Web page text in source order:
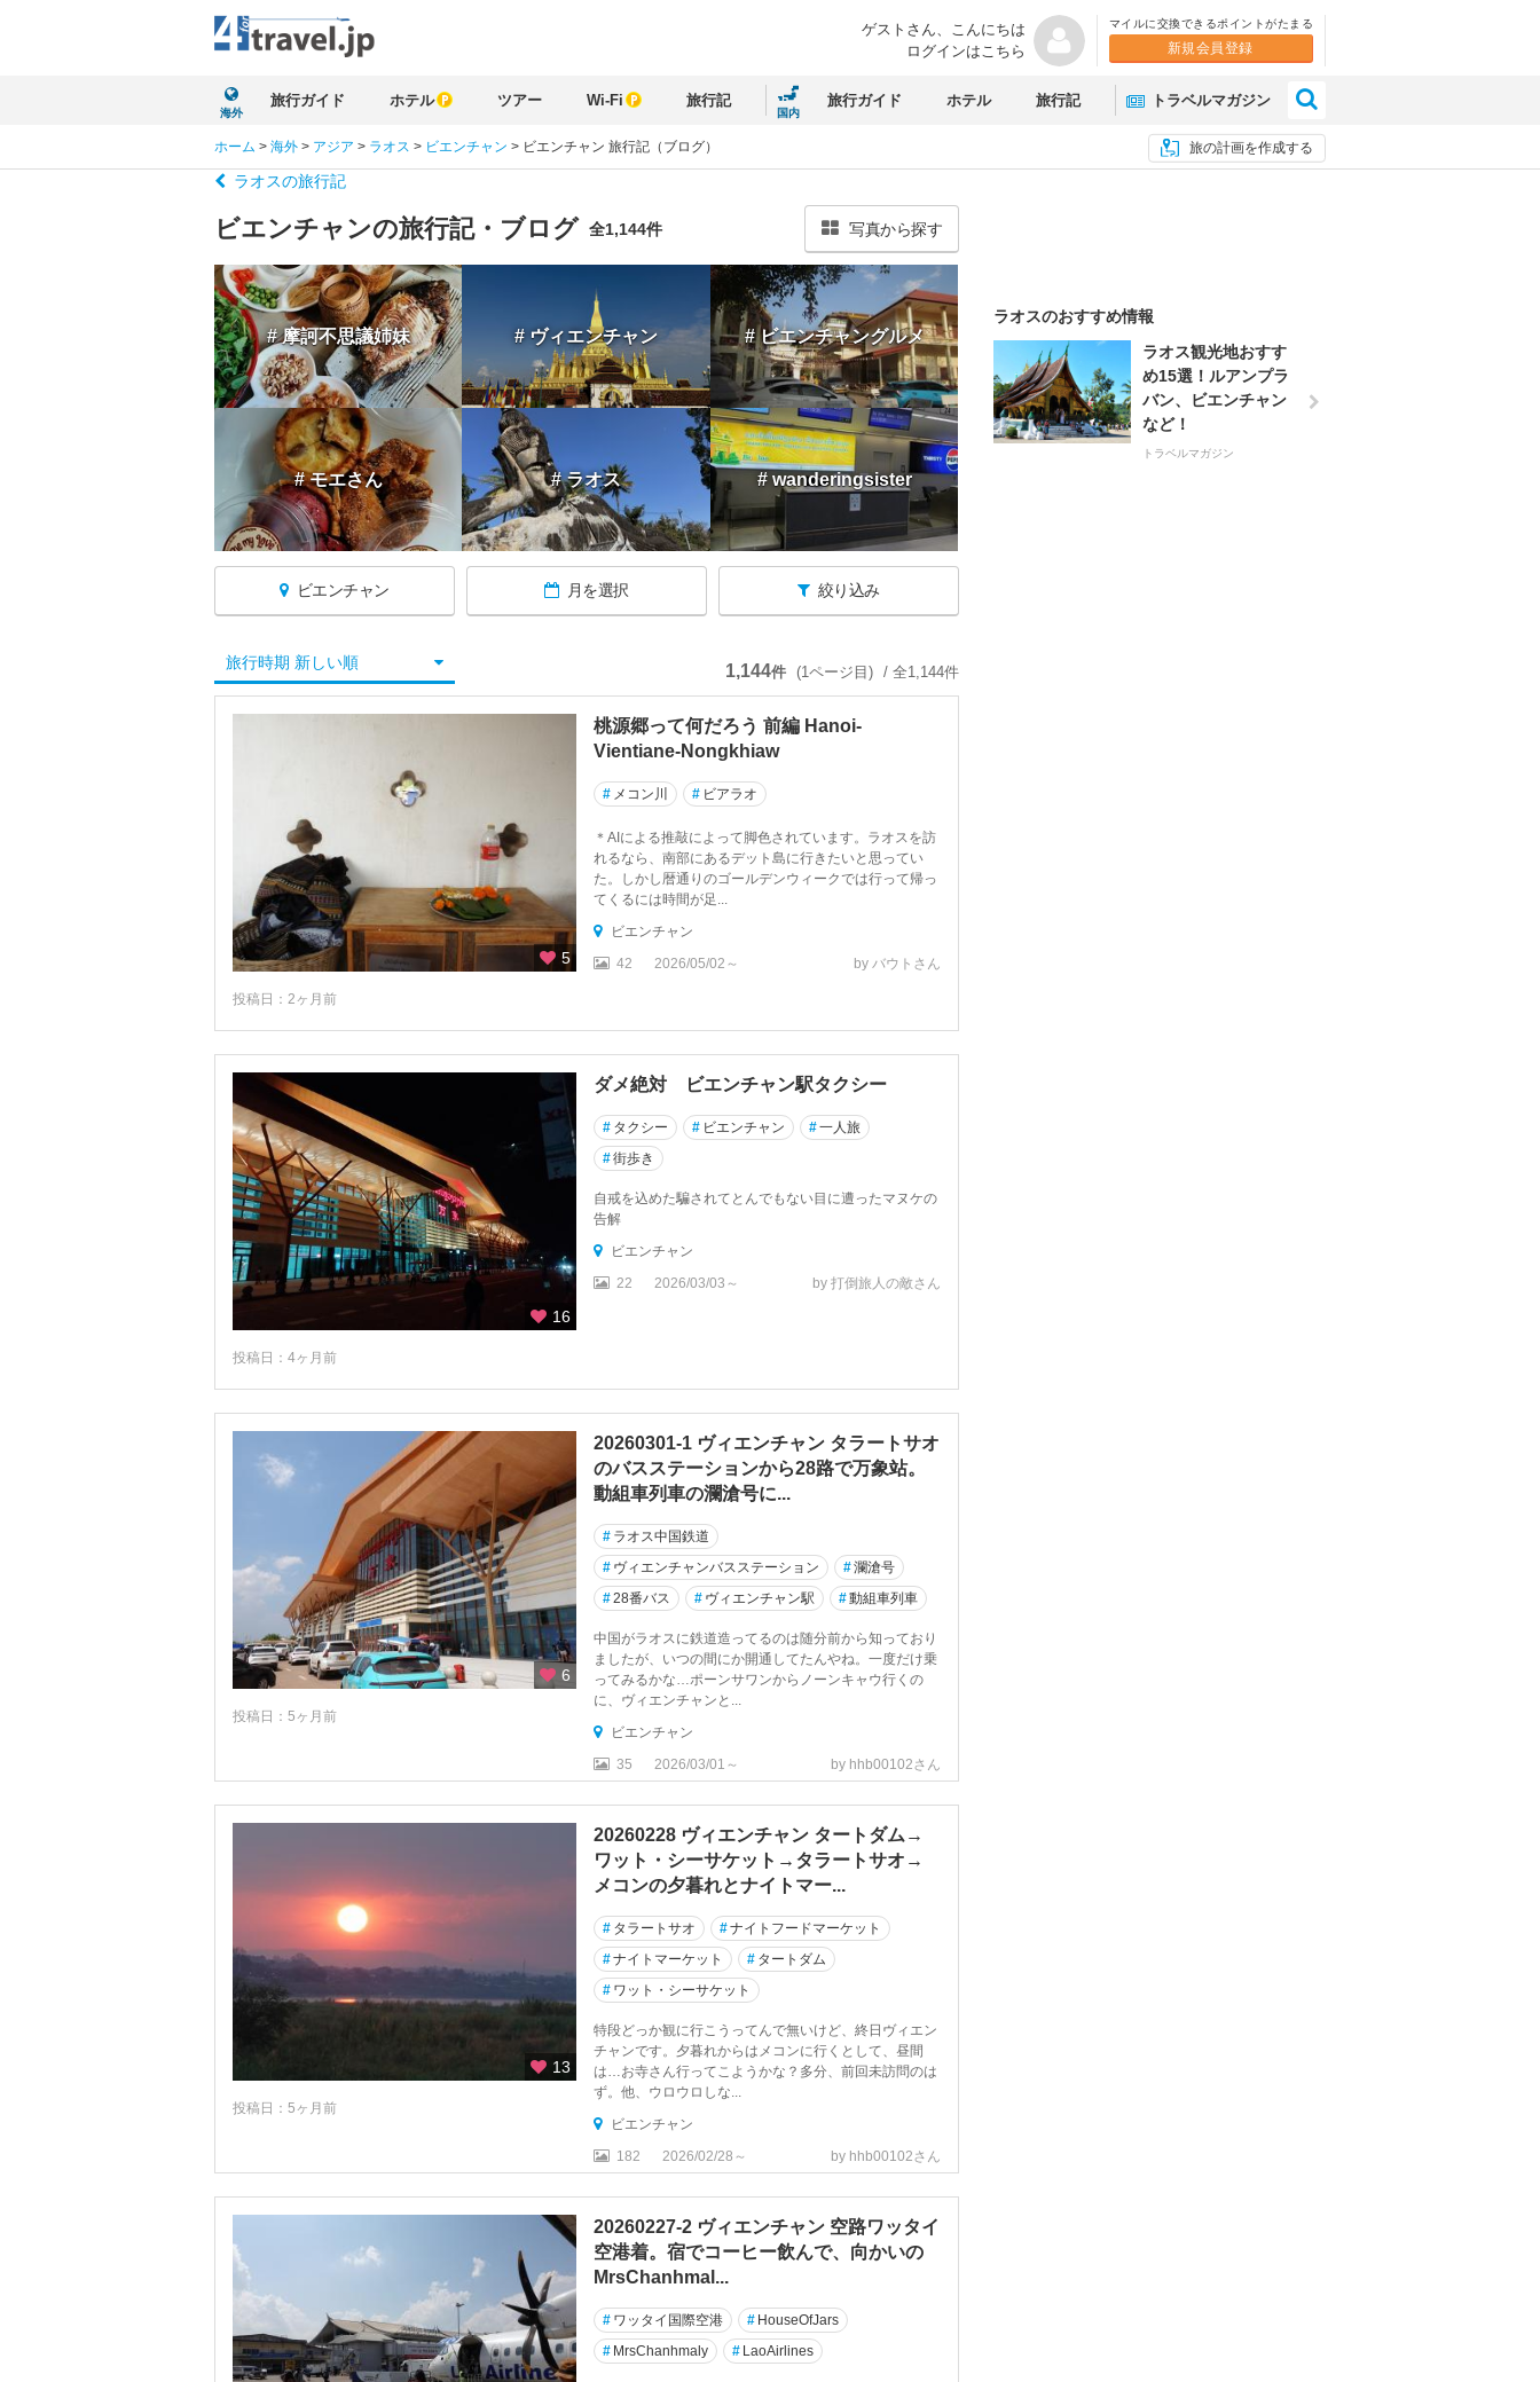
ゲストさん、 こんにちは
ログインはこちら
マイルに交換できるポイントがたまる
新規会員登録
海外
旅行ガイド ホテル ツアー Wi-Fi 旅行記
国内
旅行ガイド ホテル 旅行記 トラベルマガジン
旅の計画を作成する
ホーム > 海外 > アジア > ラオス > ビエンチャン > ビエンチャン 旅行記（ブログ）
ラオスの旅行記
ビエンチャンの旅行記・ブログ 全1,144件 写真から探す
# 摩訶不思議姉妹 # ヴィエンチャン # ビエンチャングルメ
# モエさん # ラオス # wanderingsister
ビエンチャン 月を選択 絞り込み
ラオスへ戻る
★ビエンチャン
ジャール平原周辺
ターケーク
チャンパサック
バンビエン
パクセ
フアイサーイ
ルアンナムター
ルアンプラバン
旅行時期 新しい順 1,144件 (1ページ目) / 全1,144件
5
投稿日：2ヶ月前
桃源郷って何だろう 前編 Hanoi-
Vientiane-Nongkhiaw
# メコン川 # ビアラオ
＊AIによる推敲によって脚色されています。ラオスを訪
れるなら、南部にあるデット島に行きたいと思ってい
た。しかし暦通りのゴールデンウィークでは行って帰っ
てくるには時間が足...
ビエンチャン
42
2026/05/02～ by バウトさん
16
投稿日：4ヶ月前
ダメ絶対 ビエンチャン駅タクシー
# タクシー # ビエンチャン #一人旅
#街歩き
自戒を込めた騙されてとんでもない目に遭ったマヌケの
告解
ビエンチャン
22
2026/03/03～ by 打倒旅人の敵さん
6
投稿日：5ヶ月前
20260301-1 ヴィエンチャン タラートサオ
のバスステーションから28路で万象站。
動組車列車の瀾滄号に...
# ラオス中国鉄道
# ヴィエンチャンバスステーション #瀾滄号
#28番バス # ヴィエンチャン駅 #動組車列車
中国がラオスに鉄道造ってるのは随分前から知っており
ましたが、いつの間にか開通してたんやね。一度だけ乗
ってみるかな…ポーンサワンからノーンキャウ行くの
に、ヴィエンチャンと...
ビエンチャン
35
2026/03/01～ by hhb00102さん
13
投稿日：5ヶ月前
20260228 ヴィエンチャン タートダム→
ワット・シーサケット→タラートサオ→
メコンの夕暮れとナイトマー...
# タラートサオ #ナイトフードマーケット
#ナイトマーケット # タートダム
# ワット・シーサケット
特段どっか観に行こうってんで無いけど、終日ヴィエン
チャンです。夕暮れからはメコンに行くとして、昼間
は…お寺さん行ってこようかな？多分、前回未訪問のは
ず。他、ウロウロしな...
ビエンチャン
182
2026/02/28～ by hhb00102さん
20260227-2 ヴィエンチャン 空路ワッタイ
空港着。宿でコーヒー飲んで、向かいの
MrsChanhmal...
# ワッタイ国際空港 # HouseOfJars
# MrsChanhmaly # LaoAirlines
ラオスのおすすめ情報
ラオス観光地おすす
め15選！ルアンプラ
バン、ビエンチャン
など！
トラベルマガジン